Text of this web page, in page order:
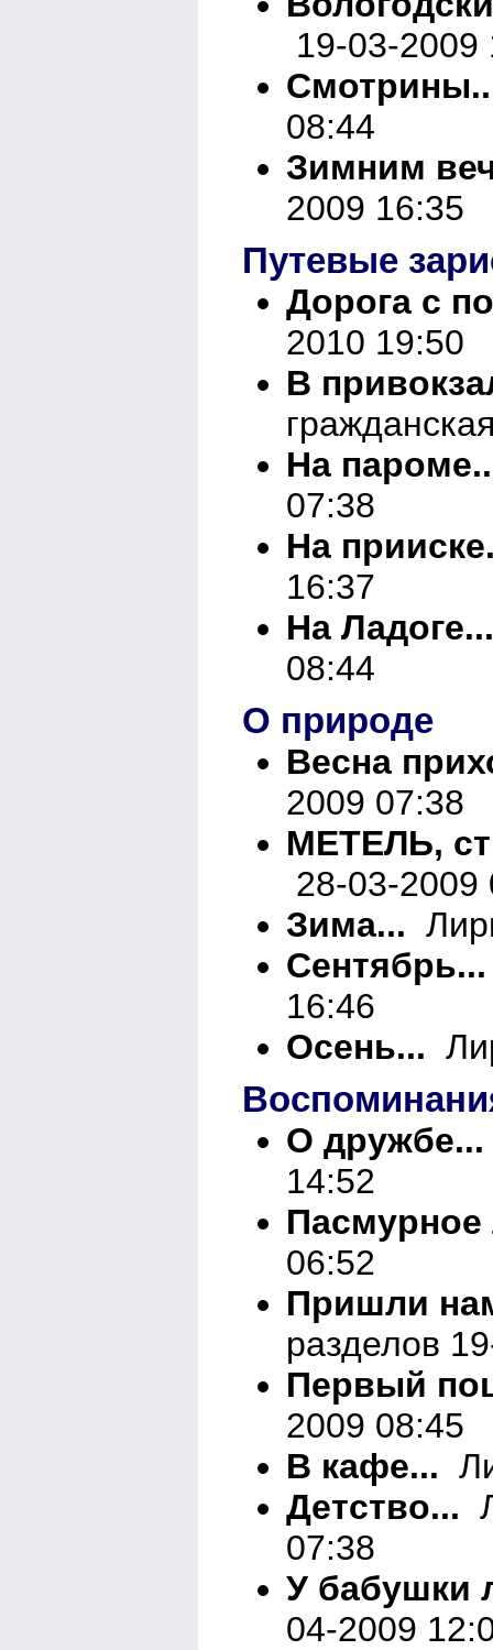
19-03-2009
08:44
Зимним
2009 16:35
Путевые
Дорога с
2010 19:50
В
На
07:38
На
16:37
На Ладоге...
08:44
О природе
Весна
2009 07:38
МЕТЕЛЬ,
28-03-2009
Зима...
Сентябрь...
16:46
Осень...
О дружбе...
14:52
Пасмурное
06:52
Пришли
разделов
Первый
2009 08:45
В кафе...
Детство...
07:38
У бабушки
04-2009